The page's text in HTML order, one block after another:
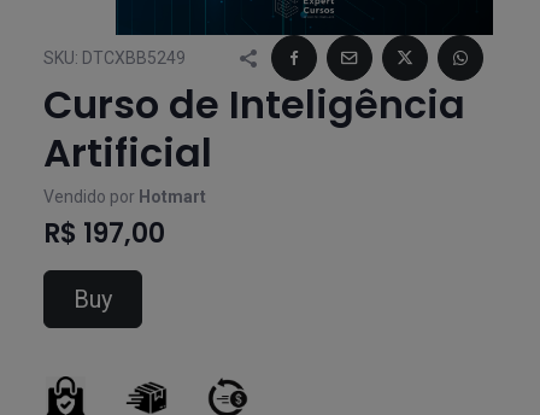
SKU: DTCXBB5249
Curso de Inteligência
Artificial
Vendido por Hotmart
R$ 197,00
Buy